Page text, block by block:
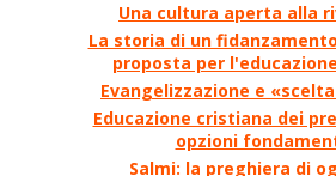
Una cultura aperta alla
La storia di un
proposta per
Evangelizzazione e
Educazione cristiana dei
opzioni
Salmi: la preghiera di